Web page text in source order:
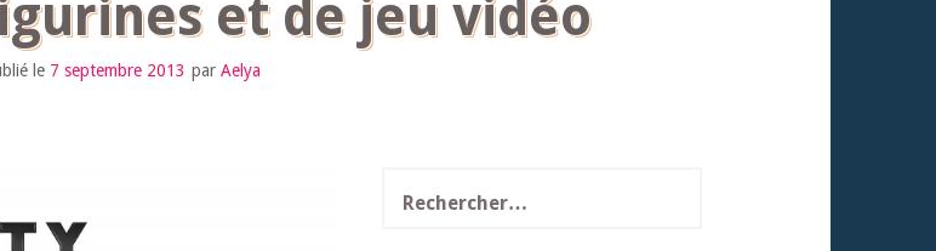
et de jeu vidéo
le 7 septembre 2013 par Aelya